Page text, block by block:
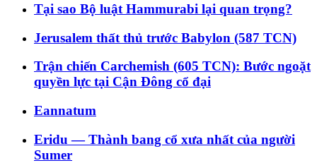
Tại sao Bộ luật Hammurabi lại quan trọng?
Jerusalem thất thủ trước Babylon (587 TCN)
Trận chiến Carchemish (605 TCN): Bước ngoặt
quyền lực tại Cận Đông cổ đại
Eannatum
Eridu — Thành bang cổ xưa nhất của người
Sumer